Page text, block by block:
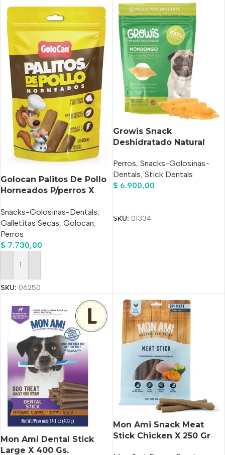
Golocan Palitos De Pollo
Horneados P/perros X
Snacks-Golosinas-Dentals,
Galletitas Secas, Golocan,
Perros
$ 7.730,00
Añadir Al Carrito
SKU: 06250
Growis Snack
Deshidratado Natural
Gr
Perros, Snacks-Golosinas-
Dentals, Stick Dentals
$ 6.900,00
SKU: 01334
Mon Ami Dental Stick
Large X 400 Gs.
Mon Ami Snack Meat
Stick Chicken X 250 Gr